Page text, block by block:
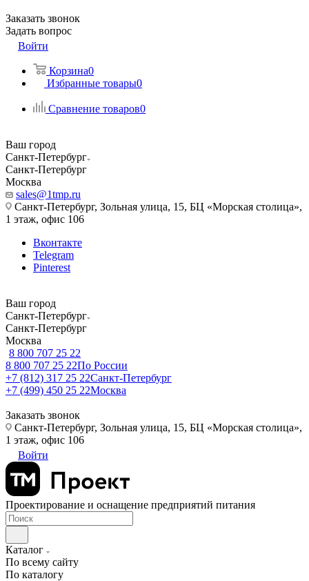
Заказать звонок
Задать вопрос
Войти
Корзина0
Избранные товары0
Сравнение товаров0
Ваш город
Санкт-Петербург
Санкт-Петербург
Москва
sales@1tmp.ru
Санкт-Петербург, Зольная улица, 15, БЦ «Морская столица»,
1 этаж, офис 106
Вконтакте
Telegram
Pinterest
Ваш город
Санкт-Петербург
Санкт-Петербург
Москва
8 800 707 25 22
8 800 707 25 22По России
+7 (812) 317 25 22Санкт-Петербург
+7 (499) 450 25 22Москва
Заказать звонок
Санкт-Петербург, Зольная улица, 15, БЦ «Морская столица»,
1 этаж, офис 106
Войти
Проектирование и оснащение предприятий питания
Каталог
По всему сайту
По каталогу